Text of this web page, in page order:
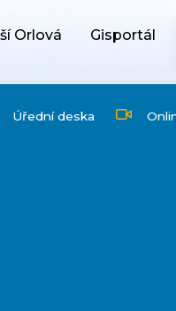
Orlová Gisportál
Úřední deska